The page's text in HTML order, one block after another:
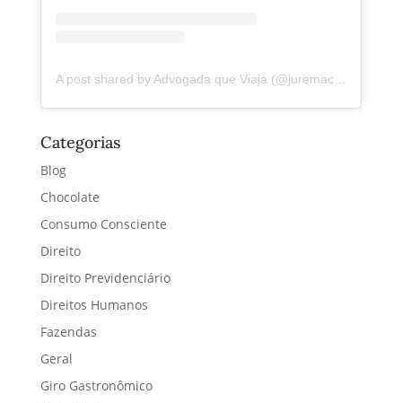
A post shared by Advogada que Viaja (@juremacintra)
Categorias
Blog
Chocolate
Consumo Consciente
Direito
Direito Previdenciário
Direitos Humanos
Fazendas
Geral
Giro Gastronômico